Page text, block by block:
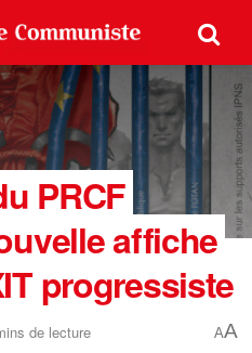
PRCF
affiche
progressiste
de lecture AA